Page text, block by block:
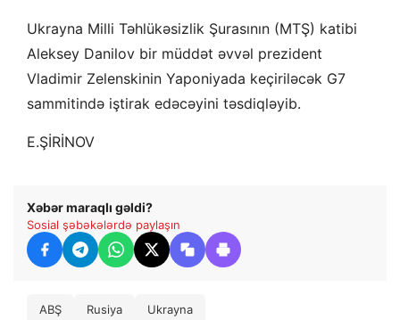
Ukrayna Milli Təhlükəsizlik Şurasının (MTŞ) katibi
Aleksey Danilov bir müddət əvvəl prezident
Vladimir Zelenskinin Yaponiyada keçiriləcək G7
sammitində iştirak edəcəyini təsdiqləyib.
E.ŞİRİNOV
Xəbər maraqlı gəldi?
Sosial şəbəkələrdə paylaşın
ABŞ Rusiya Ukrayna